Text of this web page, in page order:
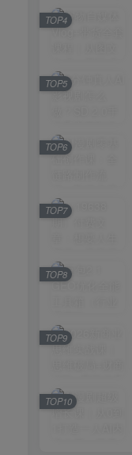
TOP4
TOP5
TOP6
TOP7
TOP8
TOP9
TOP10